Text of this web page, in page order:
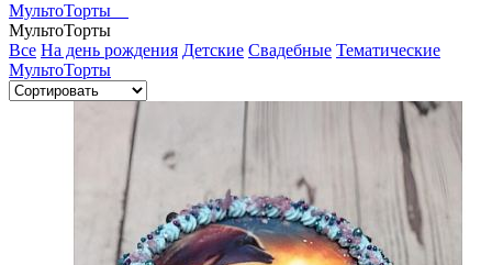
МультоТорты
МультоТорты
Все На день рождения Детские Свадебные Тематические
МультоТорты